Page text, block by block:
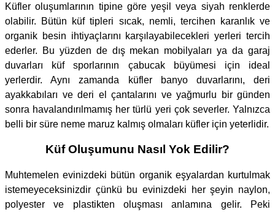
Küfler oluşumlarının tipine göre yeşil veya siyah renklerde
olabilir. Bütün küf tipleri sıcak, nemli, tercihen karanlık ve
organik besin ihtiyaçlarını karşılayabilecekleri yerleri tercih
ederler. Bu yüzden de dış mekan mobilyaları ya da garaj
duvarları küf sporlarının çabucak büyümesi için ideal
yerlerdir. Aynı zamanda küfler banyo duvarlarını, deri
ayakkabıları ve deri el çantalarını ve yağmurlu bir günden
sonra havalandırılmamış her türlü yeri çok severler. Yalnızca
belli bir süre neme maruz kalmış olmaları küfler için yeterlidir.
Küf Oluşumunu Nasıl Yok Edilir?
Muhtemelen evinizdeki bütün organik eşyalardan kurtulmak
istemeyeceksinizdir çünkü bu evinizdeki her şeyin naylon,
polyester ve plastikten oluşması anlamına gelir. Peki